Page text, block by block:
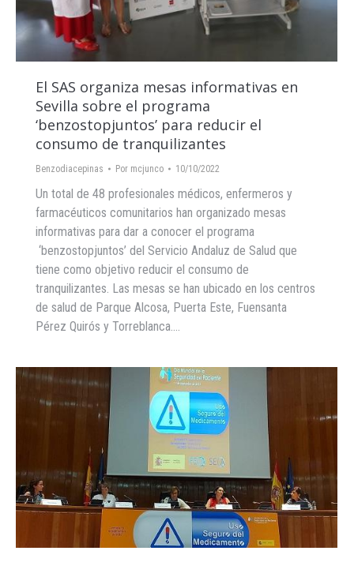
El SAS organiza mesas informativas en
Sevilla sobre el programa
‘benzostopjuntos’ para reducir el
consumo de tranquilizantes
Benzodiacepinas Por mcjunco 10/10/2022
Un total de 48 profesionales médicos, enfermeros y
farmacéuticos comunitarios han organizado mesas
informativas para dar a conocer el programa
‘benzostopjuntos’ del Servicio Andaluz de Salud que
tiene como objetivo reducir el consumo de
tranquilizantes. Las mesas se han ubicado en los centros
de salud de Parque Alcosa, Puerta Este, Fuensanta
Pérez Quirós y Torreblanca.…